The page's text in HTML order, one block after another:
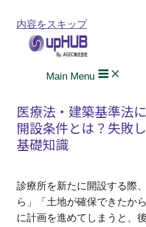
内容をスキップ
Main Menu
医療法・建築基準法
開設条件とは？失敗
基礎知識
診療所を新たに開設する際
ら」「土地が確保できたか
に計画を進めてしまうと、